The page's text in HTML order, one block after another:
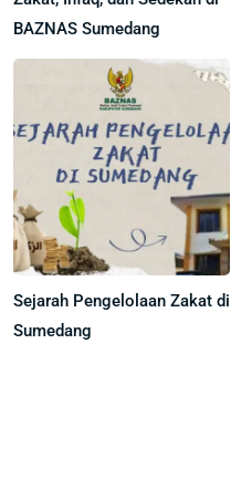
BAZNAS Sumedang
Sejarah Pengelolaan Zakat di
Sumedang